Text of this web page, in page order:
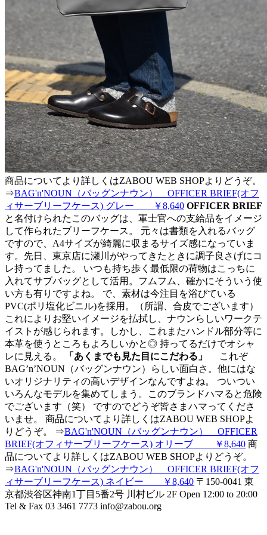
商品についてより詳しくはZABOU WEB SHOPよりどうぞ。
⇒BAG'n'NOUN（バッグンナウン） OFFICER BRIEF(オフ
ィサーブリーフケース) グレー ￥8,640 OFFICER BRIEF
と名付けられたこのバッグは、軍士官への支給品をイメージ
して作られたブリーフケース。 元々は書類を入れるバッグ
ですので、A4サイズが綺麗に収まるサイズ感になっていま
す。先日、東京店に瀬川がやってきたときに調子良さげにコ
レ持ってました。 いつも持ち歩く最低限の荷物はこっちに
入れてサブバッグとして活用。フムフム、確かにそういう使
い方も有りですよね。 で、素材は今注目を浴びている
PVC(ポリ塩化ビニル)を採用。（所謂、合皮でございます）
これによりお堅いイメージを払拭し、ナウンらしいワークテ
イストが感じられます。しかし、これまたハンドル部分等に
本革を使うところもよろしいかと◎ 持ってるだけでオシャ
レに見える。
「あくまでも見た目にこだわる」
これぞ
BAG’n’NOUN（バッグンナウン）らしい面白さ。他にはな
いオリジナリティの高いデザインなんですよね。 ついつい
いろんなモデルを集めてしまう。このブランドハマると危険
でございます（笑） ですのでどうぞ皆さまハマってくださ
いませ。 商品についてより詳しくはZABOU WEB SHOPよ
りどうぞ。 ⇒BAG'n'NOUN（バッグンナウン） OFFICER
BRIEF(オフィサーブリーフケース) オリーブ ￥8,640 商
品についてより詳しくはZABOU WEB SHOPよりどうぞ。
⇒BAG'n'NOUN（バッグンナウン） OFFICER BRIEF(オフ
ィサーブリーフケース) ネイビー ￥8,640 〒150-0041 東
京都渋谷区神南1丁目5番2号 川村ビル 2F Open 12:00 to 20:00
Tel & Fax 03 3461 7773 info@zabou.org